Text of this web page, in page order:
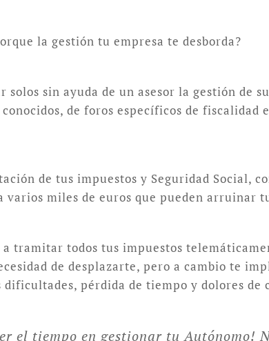
la gestión tu empresa te desborda?
sin ayuda de un asesor la gestión de
de foros específicos de fiscalidad
de tus impuestos y Seguridad Social,
miles de euros que pueden arruinar
tramitar todos tus impuestos
de desplazarte, pero a cambio te
pérdida de tiempo y dolores de
el tiempo en gestionar tu Autónomo!